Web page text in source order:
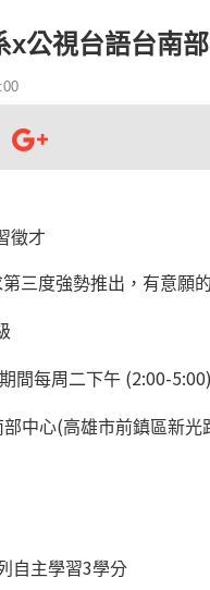
x公視台語台南
徵才
三度強勢推出，有意願
間每周二下午 (2:00-5:00)
部中心(高雄市前鎮區新光
自主學習3學分